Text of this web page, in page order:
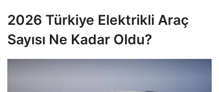
2026 Türkiye Elektrikli Araç
Sayısı Ne Kadar Oldu?